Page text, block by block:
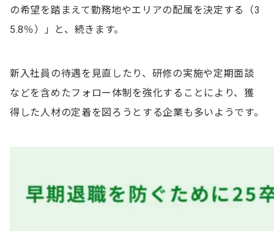
の希望を踏まえて勤務地やエリアの配属を決定する（3
5.8％）」と、続きます。
新入社員の待遇を見直したり、研修の実施や定期面談
などを含めたフォロー体制を強化することにより、獲
得した人材の定着を図ろうとする企業も多いようです。